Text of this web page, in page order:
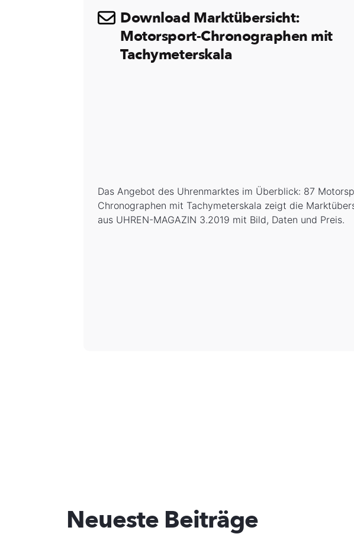
Download Marktübersicht:
Motorsport-Chronographen mit
Tachymeterskala
Das Angebot des Uhrenmarktes im Überblick: 87
Chronographen mit Tachymeterskala zeigt die
aus UHREN-MAGAZIN 3.2019 mit Bild, Daten und Preis.
Neueste Beiträge